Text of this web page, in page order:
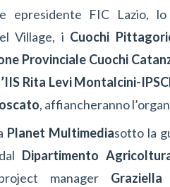
epresidente FIC Lazio,
Village, i Cuochi
Provinciale Cuochi
Rita Levi Montalcini-
, affiancheranno
Planet Multimediasotto la
Dipartimento
manager